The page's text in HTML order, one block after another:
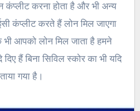
करना होता है और भी अन्य
कंप्लीट करते हैं लोन मिल जाएगा
भी आपको लोन मिल जाता है हमने
हैं बिना सिविल स्कोर का भी यदि
गया है।